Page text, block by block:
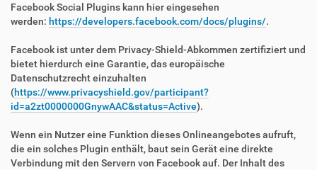
Facebook Social Plugins kann hier eingesehen
werden: https://developers.facebook.com/docs/plugins/.
Facebook ist unter dem Privacy-Shield-Abkommen zertifiziert und
bietet hierdurch eine Garantie, das europäische
Datenschutzrecht einzuhalten
(https://www.privacyshield.gov/participant?
id=a2zt0000000GnywAAC&status=Active).
Wenn ein Nutzer eine Funktion dieses Onlineangebotes aufruft,
die ein solches Plugin enthält, baut sein Gerät eine direkte
Verbindung mit den Servern von Facebook auf. Der Inhalt des